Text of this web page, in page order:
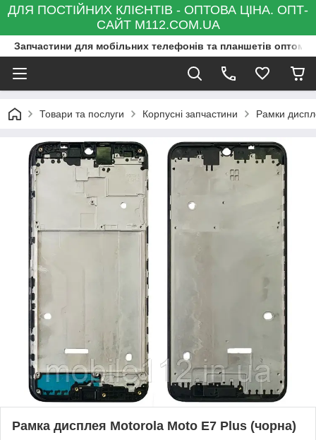
ДЛЯ ПОСТІЙНИХ КЛІЄНТІВ - ОПТОВА ЦІНА. ОПТ-
САЙТ M112.COM.UA
Запчастини для мобільних телефонів та планшетів оптом
Товари та послуги Корпусні запчастини Рамки
Рамка дисплея Motorola Moto E7 Plus (чорна)